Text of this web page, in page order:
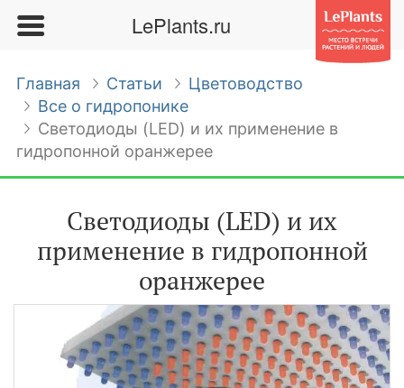
LePlants.ru
Главная Статьи
Цветоводство
Все о гидропонике
Светодиоды (LED) и их применение в
гидропонной оранжерее
Светодиоды (LED) и их
применение в гидропонной
оранжерее